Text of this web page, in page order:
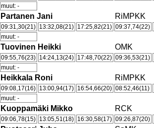
muut: -
Partanen Jani RiMPKK
09:31,30(21) 13:32,08(21) 17:25,82(21) 09:37,74(22)
muut: -
Tuovinen Heikki OMK
09:55,76(23) 14:24,13(24) 17:48,70(22) 09:36,53(21)
muut: -
Heikkala Roni RiMPKK
09:08,17(16) 13:00,94(17) 16:54,66(20) 08:52,46(11)
muut: -
Kuoppamäki Mikko RCK
09:06,78(15) 13:05,51(18) 16:30,58(17) 09:26,87(20)